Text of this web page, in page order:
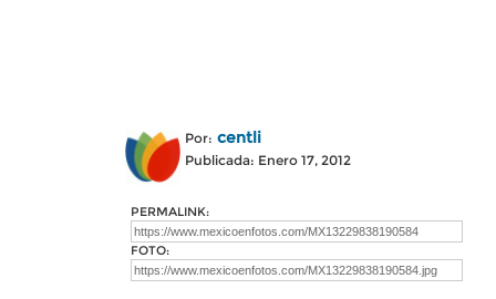
Por: centli
Publicada: Enero 17, 2012
PERMALINK:
FOTO: